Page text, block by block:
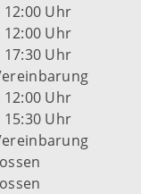
12:00 Uhr
12:00 Uhr
17:30 Uhr
12:00 Uhr
15:30 Uhr